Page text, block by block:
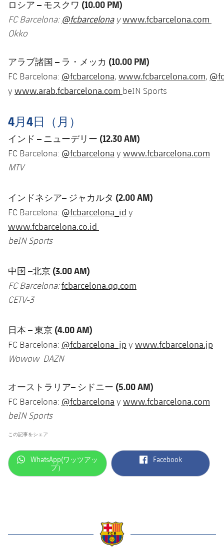
ロシア – モスクワ (10.00 PM)
FC Barcelona: @fcbarcelonaywww.fcbarcelona.com
Okko
アラブ諸国 – ラ・メッカ (10.00 PM)
FC Barcelona: @fcbarcelona, www.fcbarcelona.com,
y www.arab.fcbarcelona.com beIN Sports
4月4日（月）
インド – ニューデリー (12.30 AM)
FC Barcelona: @fcbarcelona y www.fcbarcelona.com
MTV
インドネシア– ジャカルタ (2.00 AM)
FC Barcelona: @fcbarcelona_id y
www.fcbarcelona.co.id
beIN Sports
中国 –北京 (3.00 AM)
FC Barcelona:fcbarcelona.qq.com
CETV-3
日本 –東京 (4.00 AM)
FC Barcelona: @fcbarcelona_jp y www.fcbarcelona.jp
Wowow DAZN
オーストラリア– シドニー (5.00 AM)
FC Barcelona: @fcbarcelona y www.fcbarcelona.com
beIN Sports
この記事をシェア
label.aria.whatsapp
WhatsApp(ワッツアッ
プ）
label.aria.facebook
Facebook